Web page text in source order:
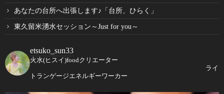
あなたの台所へ出張します♪「台所、ひらく」
東久留米湧水セッション～Just for you～
etsuko_sun33
火水(ヒスイ)foodクリエーター
ライ
トランゲージエネルギーワーカー